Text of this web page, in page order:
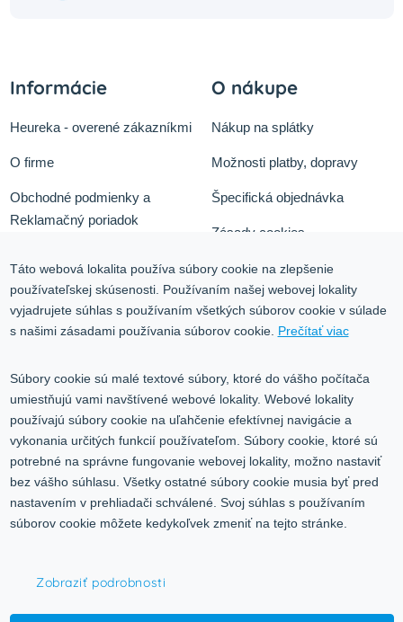
Informácie
Heureka - overené zákazníkmi
O firme
Obchodné podmienky a
Reklamačný poriadok
Služby
Kontakt
O nákupe
Nákup na splátky
Možnosti platby, dopravy
Špecifická objednávka
Zásady cookies
Ochrana osobných údajov
Blog
Kontakt
Volgogradská 9, 08001 Prešov
0917 353 303
predajna@inco-ag.sk
© 2015-2026,INCO - AG, s.r.o.
Táto webová lokalita používa súbory cookie na zlepšenie
používateľskej skúsenosti. Používaním našej webovej lokality
vyjadrujete súhlas s používaním všetkých súborov cookie v súlade
s našimi zásadami používania súborov cookie. Prečítať viac
Súbory cookie sú malé textové súbory, ktoré do vášho počítača
umiestňujú vami navštívené webové lokality. Webové lokality
používajú súbory cookie na uľahčenie efektívnej navigácie a
vykonania určitých funkcií používateľom. Súbory cookie, ktoré sú
potrebné na správne fungovanie webovej lokality, možno nastaviť
bez vášho súhlasu. Všetky ostatné súbory cookie musia byť pred
nastavením v prehliadači schválené. Svoj súhlas s používaním
súborov cookie môžete kedykoľvek zmeniť na tejto stránke.
Zobraziť podrobnosti